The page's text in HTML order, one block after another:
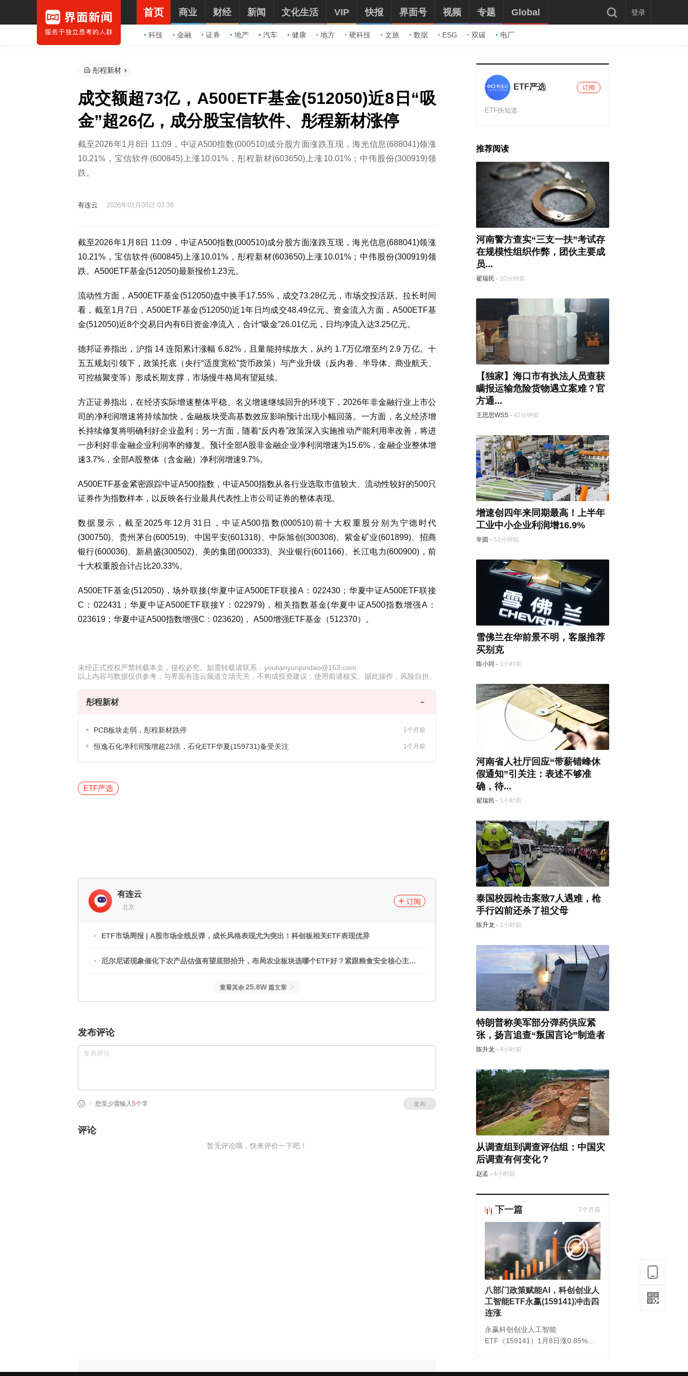
首页
科技 金融 证券 地产 汽车 健康 地方 硬科技 文旅 数据 ESG 双碳 电厂
商业 财经 新闻 文化生活 VIP 快报 界面号 视频 专题 Global 登录
彤程新材
成交额超73亿，A500ETF基金(512050)近8日“吸
金”超26亿，成分股宝信软件、彤程新材涨停
截至2026年1月8日 11:09，中证A500指数(000510)成分股方面涨跌互现，海光信息(688041)领涨
10.21%，宝信软件(600845)上涨10.01%，彤程新材(603650)上涨10.01%；中伟股份(300919)领
跌。
有连云 2026年01月08日 03:38
截至2026年1月8日 11:09，中证A500指数(000510)成分股方面涨跌互现，海光信息(688041)领涨
10.21%，宝信软件(600845)上涨10.01%，彤程新材(603650)上涨10.01%；中伟股份(300919)领
跌。A500ETF基金(512050)最新报价1.23元。
流动性方面，A500ETF基金(512050)盘中换手17.55%，成交73.28亿元，市场交投活跃。拉长时间
看，截至1月7日，A500ETF基金(512050)近1年日均成交48.49亿元。资金流入方面，A500ETF基
金(512050)近8个交易日内有6日资金净流入，合计“吸金”26.01亿元，日均净流入达3.25亿元。
德邦证券指出，沪指 14 连阳累计涨幅 6.82%，且量能持续放大，从约 1.7万亿增至约 2.9 万亿。十
五五规划引领下，政策托底（央行“适度宽松”货币政策）与产业升级（反内卷、半导体、商业航天、
可控核聚变等）形成长期支撑，市场慢牛格局有望延续。
方正证券指出，在经济实际增速整体平稳、名义增速继续回升的环境下，2026年非金融行业上市公
司的净利润增速将持续加快，金融板块受高基数效应影响预计出现小幅回落。一方面，名义经济增
长持续修复将明确利好企业盈利；另一方面，随着“反内卷”政策深入实施推动产能利用率改善，将进
一步利好非金融企业利润率的修复。预计全部A股非金融企业净利润增速为15.6%，金融企业整体增
速3.7%，全部A股整体（含金融）净利润增速9.7%。
A500ETF基金紧密跟踪中证A500指数，中证A500指数从各行业选取市值较大、流动性较好的500只
证券作为指数样本，以反映各行业最具代表性上市公司证券的整体表现。
数据显示，截至2025年12月31日，中证A500指数(000510)前十大权重股分别为宁德时代
(300750)、贵州茅台(600519)、中国平安(601318)、中际旭创(300308)、紫金矿业(601899)、招商
银行(600036)、新易盛(300502)、美的集团(000333)、兴业银行(601166)、长江电力(600900)，前
十大权重股合计占比20.33%。
A500ETF基金(512050)，场外联接(华夏中证A500ETF联接A：022430；华夏中证A500ETF联接
C：022431；华夏中证A500ETF联接Y：022979)，相关指数基金(华夏中证A500指数增强A：
023619；华夏中证A500指数增强C：023620)， A500增强ETF基金（512370）。
未经正式授权严禁转载本文，侵权必究。如需转载请联系：youlianyunpindao@163.com
以上内容与数据仅供参考，与界面有连云频道立场无关，不构成投资建议，使用前请核实。据此操作，风险自担。
彤程新材
PCB板块走弱，彤程新材跌停 1个月前
恒逸石化净利润预增超23倍，石化ETF华夏(159731)备受关注 1个月前
ETF严选
有连云
北京
订阅
ETF市场周报 | A股市场全线反弹，成长风格表现尤为突出！科创板相关ETF表现优异
厄尔尼诺现象催化下农产品估值有望底部抬升，布局农业板块选哪个ETF好？紧跟粮食安全核心主线
查看其余 25.8W 篇文章
发布评论
您至少需输入 5个字 发布
评论
暂无评论哦，快来评价一下吧！
ETF严选 订阅
ETF快知道
推荐阅读
河南警方查实“三支一扶”考试存
在规模性组织作弊，团伙主要成
员...
翟瑞民 · 20分钟前
【独家】海口市有执法人员查获
瞒报运输危险货物遇立案难？官
方通...
王思思WSS · 42分钟前
增速创四年来同期最高！上半年
工业中小企业利润增16.9%
辛圆 · 53分钟前
雪佛兰在华前景不明，客服推荐
买别克
陈小同 · 1小时前
河南省人社厅回应“带薪错峰休
假通知”引关注：表述不够准
确，待...
翟瑞民 · 1小时前
泰国校园枪击案致7人遇难，枪
手行凶前还杀了祖父母
陈升龙 · 2小时前
特朗普称美军部分弹药供应紧
张，扬言追查“叛国言论”制造者
陈升龙 · 4小时前
从调查组到调查评估组：中国灾
后调查有何变化？
赵孟 · 4小时前
下一篇 7个月前
八部门政策赋能AI，科创创业人
工智能ETF永赢(159141)冲击四
连涨
永赢科创创业人工智能
ETF（159141）1月8日涨0.85%，